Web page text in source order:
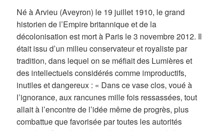
Né à Arvieu (Aveyron) le 19 juillet 1910, le grand
historien de l’Empire britannique et de la
décolonisation est mort à Paris le 3 novembre 2012. Il
était issu d’un milieu conservateur et royaliste par
tradition, dans lequel on se méfiait des Lumières et
des intellectuels considérés comme improductifs,
inutiles et dangereux : « Dans ce vase clos, voué à
l’ignorance, aux rancunes mille fois ressassées, tout
allait à l’encontre de l’idée même de progrès, plus
combattue que favorisée par toutes les autorités